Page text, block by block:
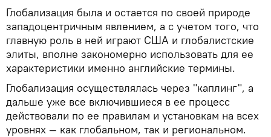
Глобализация была и остается по своей природе
западоцентричным явлением, а с учетом того, что
главную роль в ней играют США и глобалистские
элиты, вполне закономерно использовать для ее
характеристики именно английские термины.
Глобализация осуществлялась через "каплинг", а
дальше уже все включившиеся в ее процесс
действовали по ее правилам и установкам на всех
уровнях — как глобальном, так и региональном.